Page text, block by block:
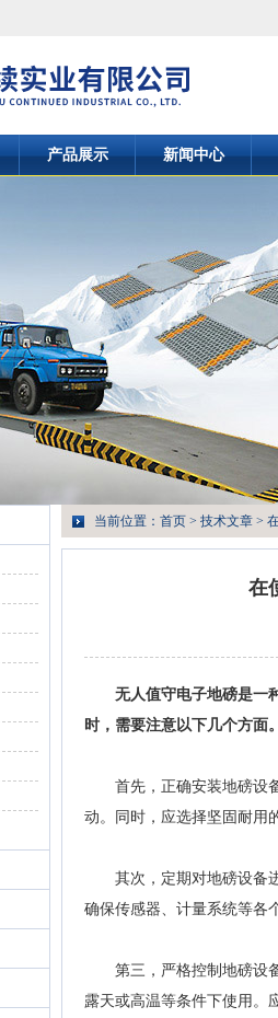
产品展示 新闻中心
当前位置： 首页 > 技术文章 >
在
无人值守电子地磅是一
时，需要注意以下几个方面
首先，正确安装地磅设备
动。同时，应选择坚固耐用
其次，定期对地磅设备进
确保传感器、计量系统等各
第三，严格控制地磅设备
露天或高温等条件下使用。